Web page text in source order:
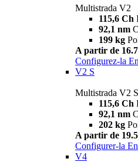
Multistrada V2
115,6 Ch
92,1 nm
199 kg
A partir de
Configurez-la
V2 S
Multistrada V2 S
115,6 Ch
92,1 nm
202 kg
A partir de
Configurer-la
V4